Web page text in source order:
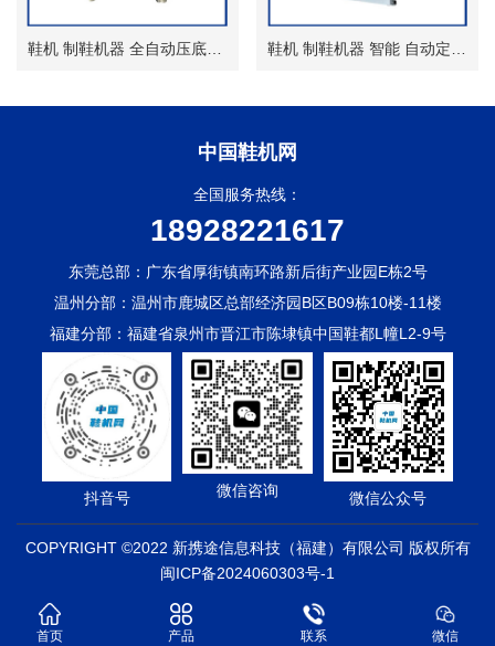
中国鞋机网
全国服务热线：
18928221617
东莞总部：广东省厚街镇南环路新后街产业园E栋2号
温州分部：温州市鹿城区总部经济园B区B09栋10楼-11楼
福建分部：福建省泉州市晋江市陈埭镇中国鞋都L幢L2-9号
微信公众号
微信咨询
抖音号
COPYRIGHT ©2022 新携途信息科技（福建）有限公司 版权所有
闽ICP备2024060303号-1
首页 产品 联系 微信